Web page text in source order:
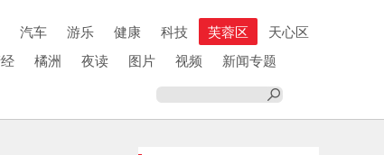
汽车 游乐 健康 科技 芙蓉区
天心区
橘洲 夜读 图片 视频
新闻专题